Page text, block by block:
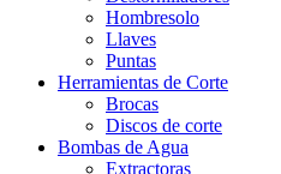
Hombresolo
Llaves
Puntas
Herramientas de Corte
Brocas
Discos de corte
Bombas de Agua
Extractoras